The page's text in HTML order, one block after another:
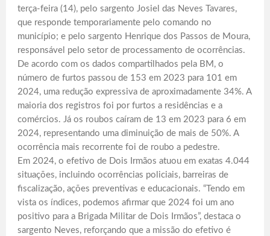
terça-feira (14), pelo sargento Josiel das Neves Tavares,
que responde temporariamente pelo comando no
município; e pelo sargento Henrique dos Passos de Moura,
responsável pelo setor de processamento de ocorrências.
De acordo com os dados compartilhados pela BM, o
número de furtos passou de 153 em 2023 para 101 em
2024, uma redução expressiva de aproximadamente 34%. A
maioria dos registros foi por furtos a residências e a
comércios. Já os roubos caíram de 13 em 2023 para 6 em
2024, representando uma diminuição de mais de 50%. A
ocorrência mais recorrente foi de roubo a pedestre.
Em 2024, o efetivo de Dois Irmãos atuou em exatas 4.044
situações, incluindo ocorrências policiais, barreiras de
fiscalização, ações preventivas e educacionais. “Tendo em
vista os índices, podemos afirmar que 2024 foi um ano
positivo para a Brigada Militar de Dois Irmãos”, destaca o
sargento Neves, reforçando que a missão do efetivo é